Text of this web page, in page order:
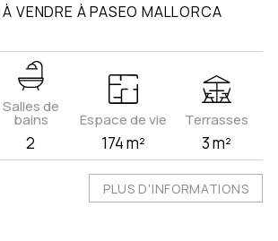
VENDRE À PASEO MALLORCA
Salles de
bains
2
Espace de vie
174 m²
Terrasses
3 m²
PLUS D'INFORMATIONS